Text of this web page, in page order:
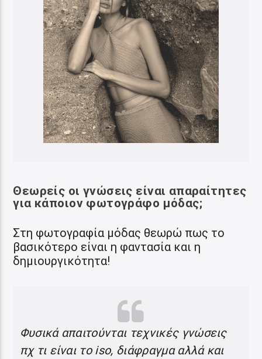
Θεωρείς οι γνώσεις είναι απαραίτητες
για κάποιον φωτογράφο μόδας;
Στη φωτογραφία μόδας θεωρώ πως το
βασικότερο είναι η φαντασία και η
δημιουργικότητα!
Φυσικά απαιτούνται τεχνικές γνώσεις
πχ τι είναι το iso, διάφραγμα αλλά και